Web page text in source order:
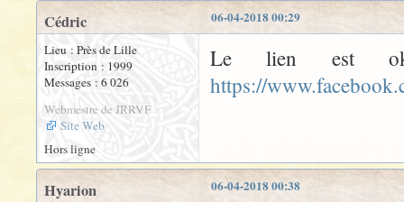
06-04-2018 00:29
Cédric
Lieu : Près de Lille
Inscription : 1999
Messages : 6 026
Webmestre de JRRVF
Site Web
Le lien est
https://
Hors ligne
06-04-2018 00:38
Hyarion